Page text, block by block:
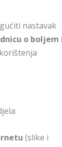
nastavak
o boljem
(slike i